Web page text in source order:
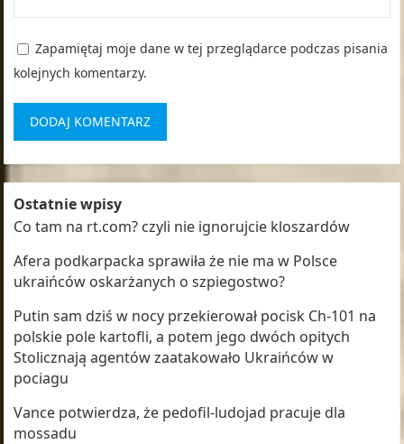
Zapamiętaj moje dane w tej przeglądarce podczas pisania
kolejnych komentarzy.
Ostatnie wpisy
Co tam na rt.com? czyli nie ignorujcie kloszardów
Afera podkarpacka sprawiła że nie ma w Polsce
ukraińców oskarżanych o szpiegostwo?
Putin sam dziś w nocy przekierował pocisk Ch-101 na
polskie pole kartofli, a potem jego dwóch opitych
Stolicznają agentów zaatakowało Ukraińców w
pociagu
Vance potwierdza, że pedofil-ludojad pracuje dla
mossadu